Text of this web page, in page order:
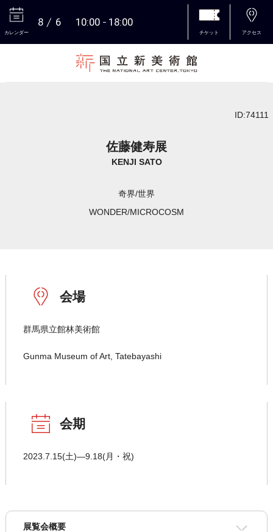
カレンダー
8 6 10:00 18:00
チケット アクセス
ID:74111
佐藤健寿展
KENJI SATO
奇界/世界
WONDER/MICROCOSM
会場
群馬県立館林美術館
Gunma Museum of Art, Tatebayashi
会期
2023.7.15(土)―9.18(月・祝)
展覧会概要